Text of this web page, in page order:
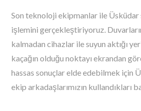
Son teknoloji ekipmanlar ile Üsküdar
işlemini gerçekleştiriyoruz.
kalmadan cihazlar ile suyun aktığı
kaçağın olduğu noktayı ekrandan
hassas sonuçlar elde edebilmek için
ekip arkadaşlarımızın kullandıkları